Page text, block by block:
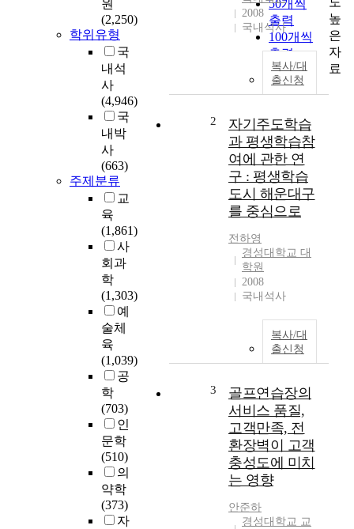
원
(2,250)
학위유형
국
내석
사
(4,946)
국
내박
사
(663)
주제분류
교
육
(1,861)
사
회과
학
(1,303)
예
술체
육
(1,039)
공
학
(703)
인
문학
(510)
의
약학
(373)
자
50개씩
출력
100개씩
출력
2008
국내석사
복사/대
출신청
2
자기주도학습
과 평생학습참
여에 관한 연
구 : 평생학습
도시 해운대구
를 중심으로
전하영
경성대학교 대
학원
2008
국내석사
복사/대
출신청
3
골프연습장의
서비스 품질,
고객만족, 전
환장벽이 고객
충성도에 미치
는 영향
안준하
경성대학교 교
높
은
자
료